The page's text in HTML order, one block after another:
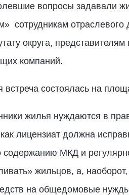
вопросы задавали
сотрудникам
округа,
компаний.
встреча состоялась на
жилья нуждаются в
лицензиат должна
содержанию МКД и
жильцов, а,
на общедомовые